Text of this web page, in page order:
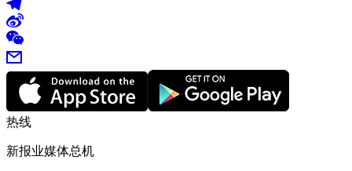
热线
新报业媒体总机